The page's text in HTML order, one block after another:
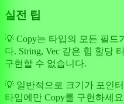
실전 팁
💡 Copy는 타입의 모든 필드
다. String, Vec 같은 힙 할당
구현할 수 없습니다.
💡 일반적으로 크기가 포인
타입에만 Copy를 구현하세